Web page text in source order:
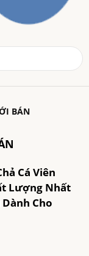
BÁN
Cá Viên
Lượng Nhất
Cho